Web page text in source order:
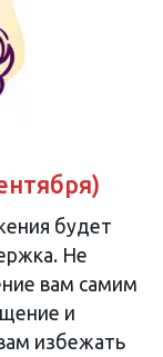
будет
Не
вам самим
и
избежать